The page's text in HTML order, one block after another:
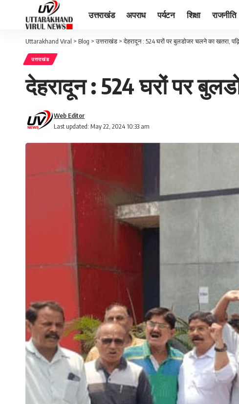
उत्तराखंड अपराध पर्यटन शिक्षा राजनीति
Uttarakhand Viral > Blog >उत्तराखंड >देहरादून : 524 घरों पर बुलडोजर चलने का खतरा,
उत्तराखंड
देहरादून : 524 घरों पर
Last updated: May 22, 2024 10:33 am
Web Editor